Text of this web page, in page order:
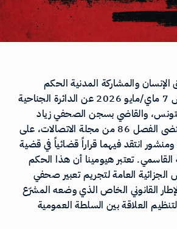
والمشاركة المدنية الحكم
الصادر مساء الخميس 7 ماي/مايو 2026 عن الدائرة الجناحية
بتونس، والقاضي بسجن الصحفي زياد
الهاني لمدة سنة بمقتضى الفصل 86 من مجلة الاتصالات، على
انتقد فيهما قراراً قضائياً في قضية
تعتبر هيومينا أن هذا الحكم
العامة لتجريم تعبير صحفي
القانوني الخاص الذي وضعه المشرّع
التونسي منذ 2011 لتنظيم العلاقة بين السلطة العمومية